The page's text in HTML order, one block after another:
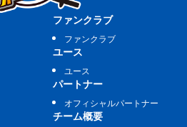
ファンクラブ
ファンクラブ
ユース
ユース
パートナー
オフィシャルパートナー
チーム概要